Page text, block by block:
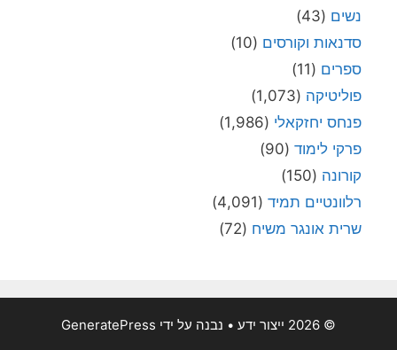
נשים (43)
סדנאות וקורסים (10)
ספרים (11)
פוליטיקה (1,073)
פנחס יחזקאלי (1,986)
פרקי לימוד (90)
קורונה (150)
רלוונטיים תמיד (4,091)
שרית אונגר משיח (72)
© 2026 ייצור ידע • נבנה על ידי GeneratePress